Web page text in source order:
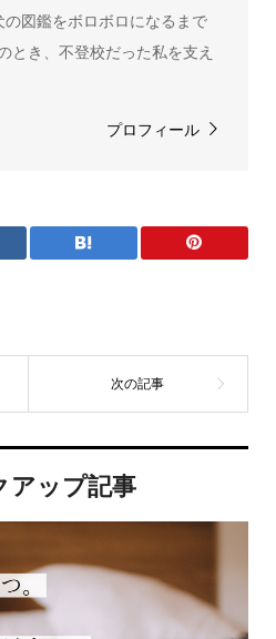
の図鑑をボロボロになるまで
とき、不登校だった私を支え
プロフィール
アップ記事